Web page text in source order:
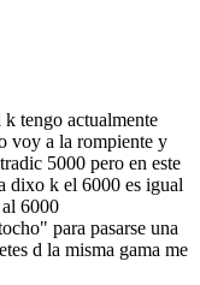
tengo actualmente
voy a la rompiente y
5000 pero en este
dixo k el 6000 es igual
6000
para pasarse una
d la misma gama me